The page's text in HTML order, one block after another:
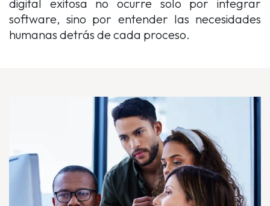
digital exitosa no ocurre solo por integrar
software, sino por entender las necesidades
humanas detrás de cada proceso.